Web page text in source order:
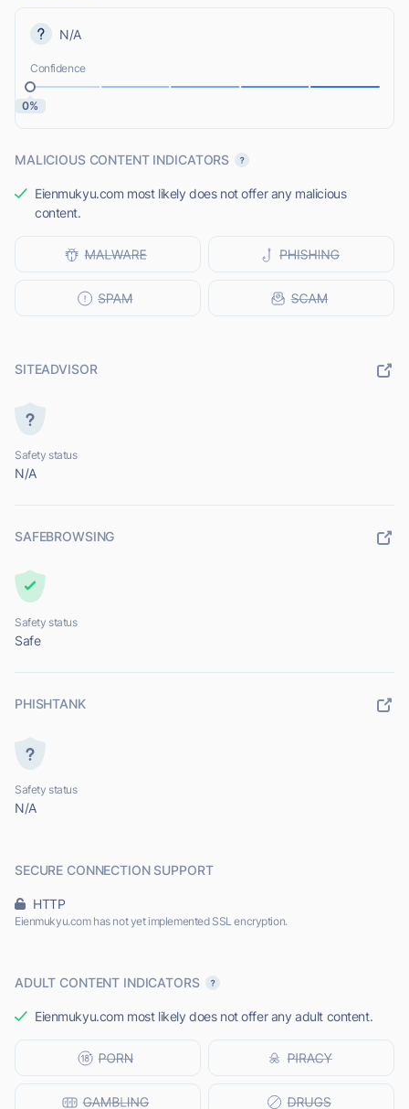
N/A
Confidence
0%
MALICIOUS CONTENT INDICATORS
Eienmukyu.com most likely does not offer any malicious
content.
SITEADVISOR
Safety status
N/A
SAFEBROWSING
Safety status
Safe
PHISHTANK
Safety status
N/A
SECURE CONNECTION SUPPORT
HTTP
Eienmukyu.com has not yet implemented SSL encryption.
ADULT CONTENT INDICATORS
Eienmukyu.com most likely does not offer any adult content.